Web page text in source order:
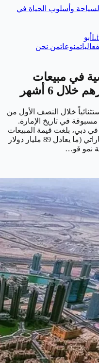
وأسلوب الحياة في
أبو
فعالياتمنوعاتمن نحن
في مبيعات
خلال النصف الأول من
مسبوقة في تاريخ الإمارة.
في دبي، بلغت قيمة المبيعات
العقارية حوالي 326.64 مليار درهم إماراتي (ما يعادل 89 مليار دولار